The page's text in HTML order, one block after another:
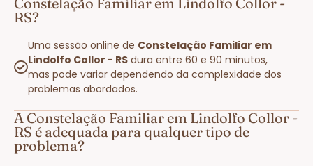
RS?
Uma sessão online de Constelação Familiar em
Lindolfo Collor - RS dura entre 60 e 90 minutos,
mas pode variar dependendo da complexidade dos
problemas abordados.
A Constelação Familiar em Lindolfo Collor -
RS é adequada para qualquer tipo de
problema?